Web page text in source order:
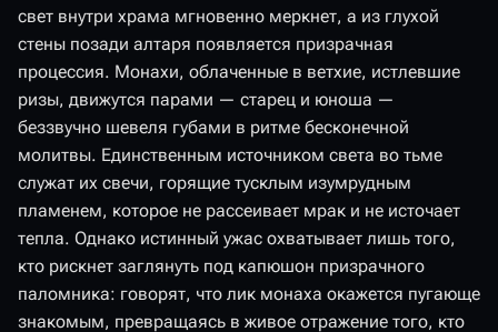
свет внутри храма мгновенно меркнет, а из глухой
стены позади алтаря появляется призрачная
процессия. Монахи, облаченные в ветхие, истлевшие
ризы, движутся парами — старец и юноша —
беззвучно шевеля губами в ритме бесконечной
молитвы. Единственным источником света во тьме
служат их свечи, горящие тусклым изумрудным
пламенем, которое не рассеивает мрак и не источает
тепла. Однако истинный ужас охватывает лишь того,
кто рискнет заглянуть под капюшон призрачного
паломника: говорят, что лик монаха окажется пугающе
знакомым, превращаясь в живое отражение того, кто